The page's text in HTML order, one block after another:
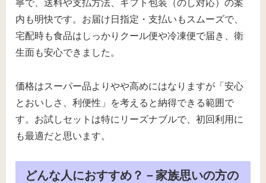
寧で、送料や支払方法、ギフト包装（のし対応）の案
内も明快です。お届け日指定・支払いもスムーズで、
宅配時も食品はしっかりクール便や冷凍便で届き、衛
生面も安心できました。
価格はスーパー品よりやや高めにはなりますが「安心
とおいしさ、利便性」を考えると納得できる範囲で
す。お試しセットは特にリーズナブルで、初回利用に
も最適だと思います。
どんな人におすすめ？－家族思いの方の